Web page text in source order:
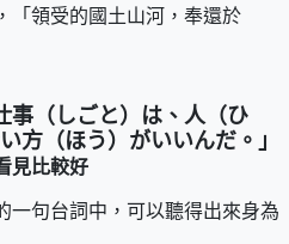
「領受的國土山河，奉還於
事（しごと）は、人（ひ
方（ほう）がいいんだ。」
見比較好
一句台詞中，可以聽得出來身為